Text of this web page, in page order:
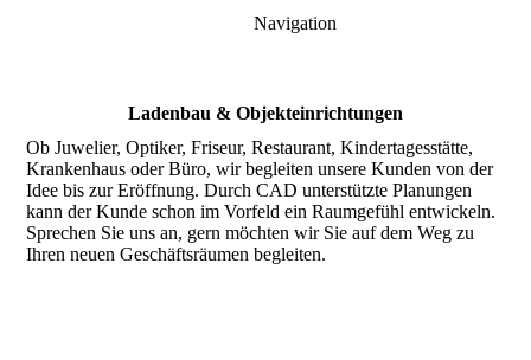
Navigation
Ladenbau & Objekteinrichtungen
Ob Juwelier, Optiker, Friseur, Restaurant, Kindertagesstätte,
Krankenhaus oder Büro, wir begleiten unsere Kunden von der
Idee bis zur Eröffnung. Durch CAD unterstützte Planungen
kann der Kunde schon im Vorfeld ein Raumgefühl entwickeln.
Sprechen Sie uns an, gern möchten wir Sie auf dem Weg zu
Ihren neuen Geschäftsräumen begleiten.